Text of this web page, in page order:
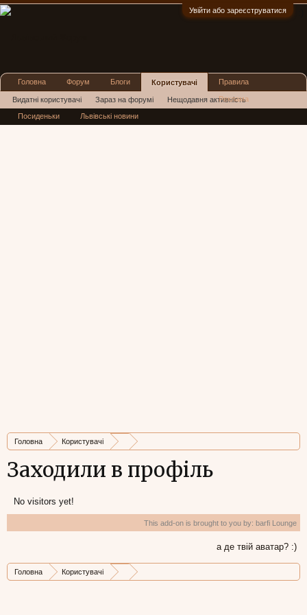
Увійти або зареєструватися
Головна Користувачі
Заходили в профіль
No visitors yet!
This add-on is brought to you by: barfi Lounge
а де твій аватар? :)
Головна Користувачі
Головна Форум Блоги Користувачі
Видатні користувачі Зараз на форумі Нещодавня активність
Нові повідомлення профілю
Правила
Реклама
Посиденьки Львівські новини